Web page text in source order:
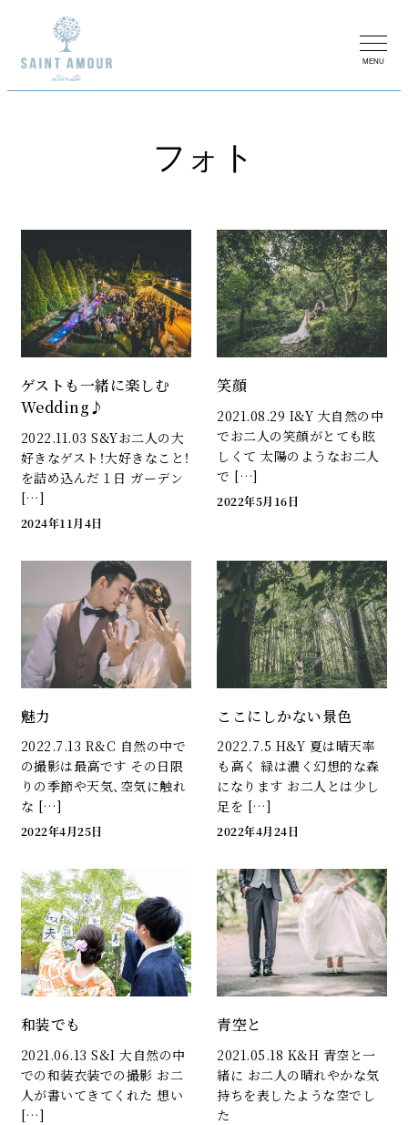
MENU
フォト
ゲストも一緒に楽しむ
Wedding♪
2022.11.03 S&Yお二人の大
好きなゲスト！大好きなこと！
を詰め込んだ１日 ガーデン
[…]
2024年11月4日
笑顔
2021.08.29 I&Y 大自然の中
でお二人の笑顔がとても眩
しくて 太陽のようなお二人
で […]
2022年5月16日
魅力
2022.7.13 R&C 自然の中で
の撮影は最高です その日限
りの季節や天気、空気に触れ
な […]
2022年4月25日
ここにしかない景色
2022.7.5 H&Y 夏は晴天率
も高く 緑は濃く幻想的な森
になります お二人とは少し
足を […]
2022年4月24日
和装でも
2021.06.13 S&I 大自然の中
での和装衣装での撮影 お二
人が書いてきてくれた 想い
[…]
青空と
2021.05.18 K&H 青空と一
緒に お二人の晴れやかな気
持ちを表したような空でし
た